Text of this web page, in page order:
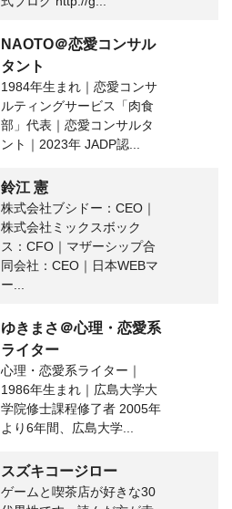
NAOTO＠恋愛コンサル
タント
1984年生まれ｜恋愛コンサ
ルティングサービス「肉食
部」代表｜恋愛コンサルタ
ント｜2023年 JADP認...
鈴江 憲
株式会社ブシドー：CEO｜
株式会社ミックスボック
ス：CFO｜マザーシップ合
同会社：CEO｜日本WEBマ
ー...
ゆきまさ＠心理・恋愛系
ライター
心理・恋愛系ライター｜
1986年生まれ｜広島大学大
学院修士課程修了者 2005年
より6年間、広島大学...
スズキコージロー
ゲームと喫茶店が好きな30